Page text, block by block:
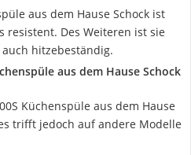
aus dem Hause Schock ist
resistent. Des Weiteren ist sie
hitzebeständig.
aus dem Hause Schock
Küchenspüle aus dem Hause
trifft jedoch auf andere Modelle